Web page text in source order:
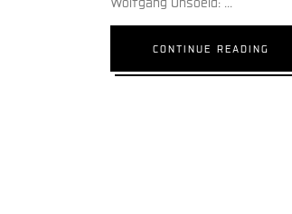
CONTINUE READING